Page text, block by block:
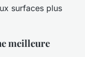
surfaces plus
meilleure